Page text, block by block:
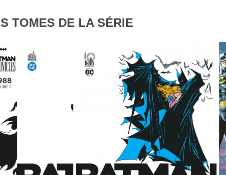
TOMES DE LA SÉRIE